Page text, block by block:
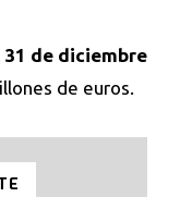
31 de diciembre
de euros.